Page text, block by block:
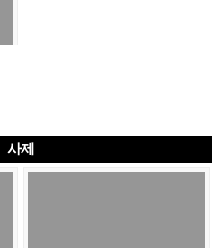
사제